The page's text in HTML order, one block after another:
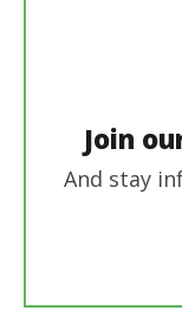
Join
And stay